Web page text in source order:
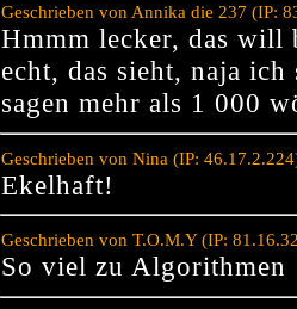
Geschrieben von Annika die 237 (IP:
Hmmm lecker, das will
echt, das sieht, naja
sagen mehr als 1 000
Geschrieben von Nina (IP:
Ekelhaft!
Geschrieben von T.O.M.Y (IP:
So viel zu Algorithmen